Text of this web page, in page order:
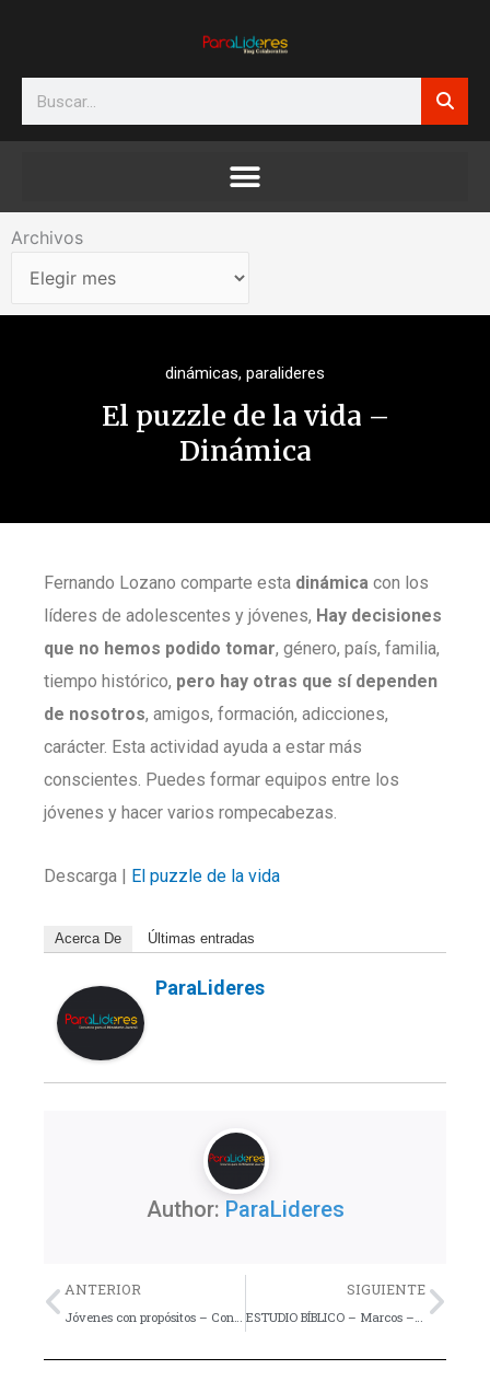
Search
Archivos
Archivos
dinámicas, paralideres
El puzzle de la vida –
Dinámica
Fernando Lozano comparte esta dinámica con los
líderes de adolescentes y jóvenes, Hay decisiones
que no hemos podido tomar, género, país, familia,
tiempo histórico, pero hay otras que sí dependen
de nosotros, amigos, formación, adicciones,
carácter. Esta actividad ayuda a estar más
conscientes. Puedes formar equipos entre los
jóvenes y hacer varios rompecabezas.
Descarga | El puzzle de la vida
Acerca De Últimas entradas
ParaLideres
Author: ParaLideres
Previo
ANTERIOR SIGUIENTE